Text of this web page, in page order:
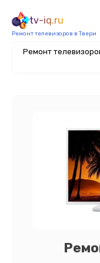
tv-iq.ru
Ремонт телевизоров в Твери
Ремонт